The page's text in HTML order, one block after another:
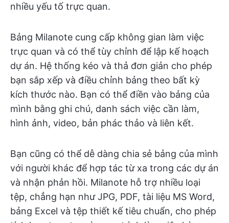
nhiều yếu tố trực quan.
Bảng Milanote cung cấp không gian làm việc
trực quan và có thể tùy chỉnh để lập kế hoạch
dự án. Hệ thống kéo và thả đơn giản cho phép
bạn sắp xếp và điều chỉnh bảng theo bất kỳ
kích thước nào. Bạn có thể điền vào bảng của
mình bằng ghi chú, danh sách việc cần làm,
hình ảnh, video, bản phác thảo và liên kết.
Bạn cũng có thể dễ dàng chia sẻ bảng của mình
với người khác để hợp tác từ xa trong các dự án
và nhận phản hồi. Milanote hỗ trợ nhiều loại
tệp, chẳng hạn như JPG, PDF, tài liệu MS Word,
bảng Excel và tệp thiết kế tiêu chuẩn, cho phép